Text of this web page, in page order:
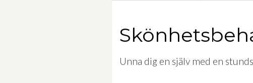
Unna dig en själv med en